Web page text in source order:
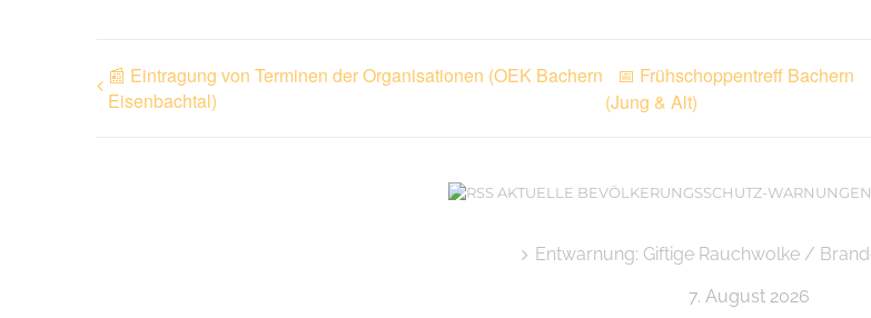
📰 Eintragung von Terminen der Organisationen (OEK Bachern
Eisenbachtal)
📅 Frühschoppentreff Bachern
(Jung & Alt)
AKTUELLE BEVÖLKERUNGSSCHUTZ-
Entwarnung: Giftige Rauchwolke /
7. August 2026